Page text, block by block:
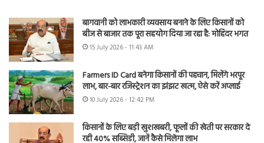
बागवानी को लाभकारी व्यवसाय बनाने के लिए किसानों को
बीज से बाजार तक पूरा सहयोग दिया जा रहा है: मोहिंदर भगत
15 July 2026 - 11:43 AM
Farmers ID Card बनेगा किसानों की पहचान, मिलेंगे भरपूर
लाभ, बार-बार रजिस्ट्रेशन का झंझट खत्म, ऐसे करें अप्लाई
10 July 2026 - 12:42 PM
किसानों के लिए बड़ी खुशखबरी, फूलों की खेती पर सरकार दे
रही 40% सब्सिडी, जानें कैसे मिलेगा लाभ